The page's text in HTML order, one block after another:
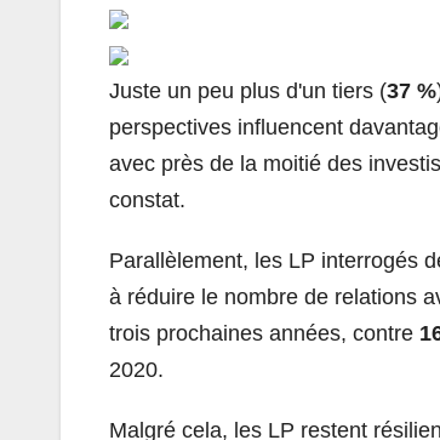
Juste un peu plus d'un tiers (37 %
perspectives influencent
avec près de la moitié des
constat.
Parallèlement, les LP interrogés
à réduire le nombre de relations
trois prochaines années, contre
2020.
Malgré cela, les LP restent